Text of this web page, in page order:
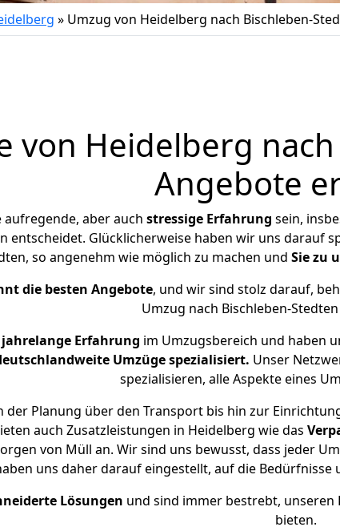
» Umzug von Heidelberg nach Bischleben-
von Heidelberg
Angebote
aufregende, aber auch stressige Erfahrung sein,
entscheidet. Glücklicherweise haben wir uns darauf
so angenehm wie möglich zu machen und Sie zu
die besten Angebote, und wir sind stolz darauf,
Umzug nach Bischleben-
Erfahrung im Umzugsbereich und haben
Umzüge spezialisiert. Unser
spezialisieren, alle Aspekte eines
der Planung über den Transport bis hin zur
auch Zusatzleistungen in Heidelberg wie das
von Müll an. Wir sind uns bewusst, dass jeder
uns daher darauf eingestellt, auf die Bedürfnisse
Lösungen und sind immer bestrebt, unseren
bieten.